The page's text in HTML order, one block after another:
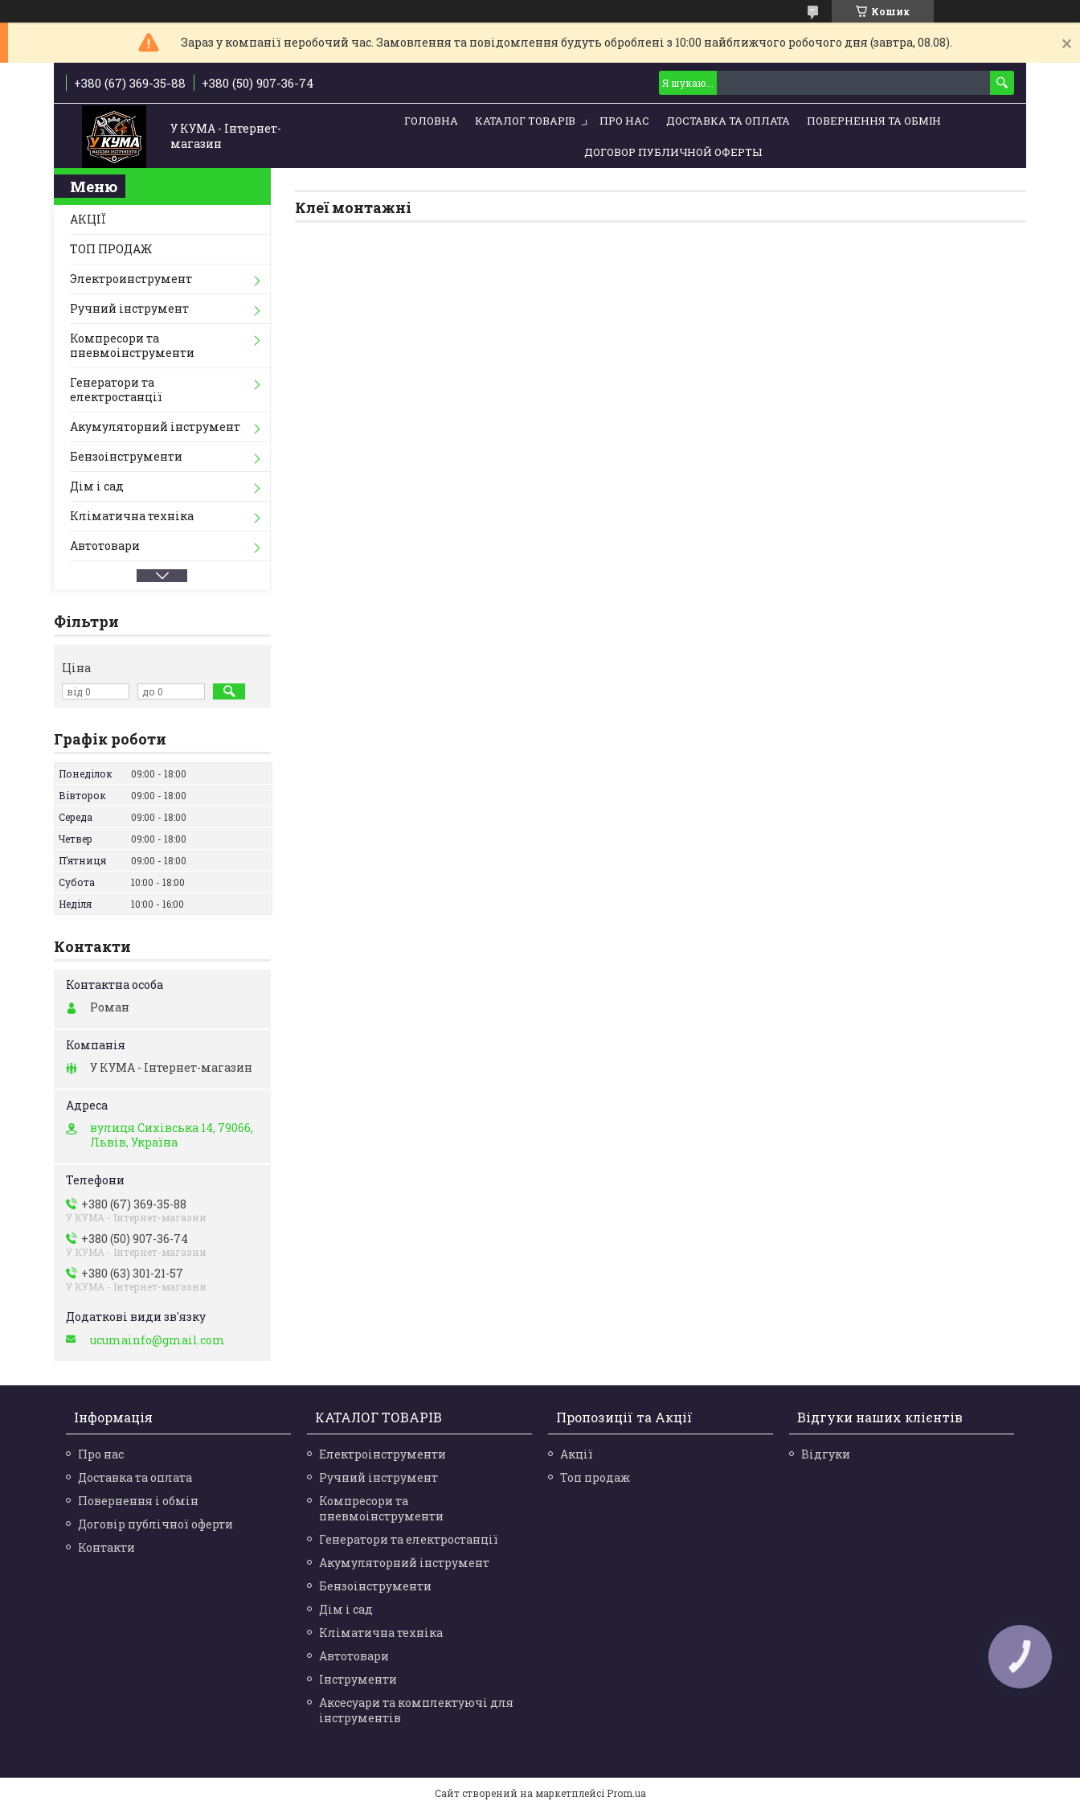
Кошик
Зараз у компанії неробочий час. Замовлення та повідомлення будуть оброблені з 10:00 найближчого робочого дня (завтра, 08.08).
+380 (67) 369-35-88 +380 (50) 907-36-74
У КУМА - Інтернет-
магазин
ГОЛОВНА КАТАЛОГ ТОВАРІВ ПРО НАС ДОСТАВКА ТА ОПЛАТА ПОВЕРНЕННЯ ТА ОБМІН
ДОГОВОР ПУБЛИЧНОЙ ОФЕРТЫ
Клеї монтажні
АКЦІЇ
ТОП ПРОДАЖ
Электроинструмент
Ручний інструмент
Компресори та
пневмоінструменти
Генератори та
електростанції
Акумуляторний інструмент
Бензоінструменти
Дім і сад
Кліматична техніка
Автотовари
Фільтри
Ціна
Графік роботи
Понеділок 09:00
18:00
Вівторок
09:00
18:00
Середа
09:00
18:00
Четвер
09:00
18:00
Пʼятниця
09:00
18:00
Субота
10:00
18:00
Неділя
10:00 16:00
Контакти
Роман
У КУМА - Інтернет-магазин
вулиця Сихівська 14, 79066,
Львів, Україна
+380 (67) 369-35-88
У КУМА - Інтернет-магазни
+380 (50) 907-36-74
У КУМА - Інтернет-магазни
+380 (63) 301-21-57
У КУМА - Інтернет-магазни
ucumainfo@gmail.com
Інформація
Про нас
Доставка та оплата
Повернення і обмін
Договір публічної оферти
Контакти
КАТАЛОГ ТОВАРІВ
Електроінструменти
Ручний інструмент
Компресори та
пневмоінструменти
Генератори та електростанції
Акумуляторний інструмент
Бензоінструменти
Дім і сад
Кліматична техніка
Автотовари
Інструменти
Аксесуари та комплектуючі для
інструментів
Пропозиції та Акції
Акції
Топ продаж
Відгуки наших клієнтів
Відгуки
Сайт створений на маркетплейсі Prom.ua
КНОПКА
ЗВ'ЯЗКУ